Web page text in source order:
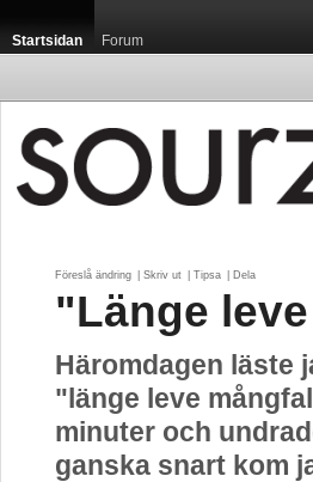
Startsidan Forum
Föreslå ändring Skriv ut Tipsa Dela
"Länge
Häromdagen läste
"länge leve
minuter och
ganska snart kom